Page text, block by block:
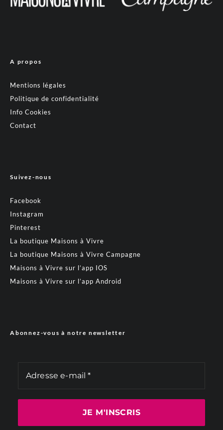
A propos
Mentions légales
Politique de confidentialité
Info Cookies
Contact
Suivez-nous
Facebook
Instagram
Pinterest
La boutique Maisons à Vivre
La boutique Maisons à Vivre Campagne
Maisons à Vivre sur l’app IOS
Maisons à Vivre sur l’app Android
Abonnez-vous à notre newsletter